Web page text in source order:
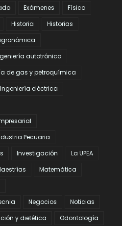
Exámenes
Física
Historia
Historias
autotrónica
de gas y petroquímica
Ingeniería eléctrica
Pecuaria
Investigación
La UPEA
Matemática
Negocios
Noticias
y dietética Odontología